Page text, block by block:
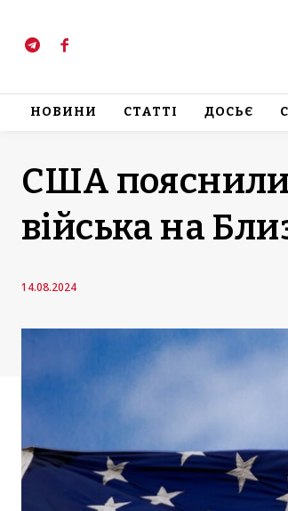
НОВИНИ СТАТТІ ДОСЬЄ
США
війська на
14.08.2024